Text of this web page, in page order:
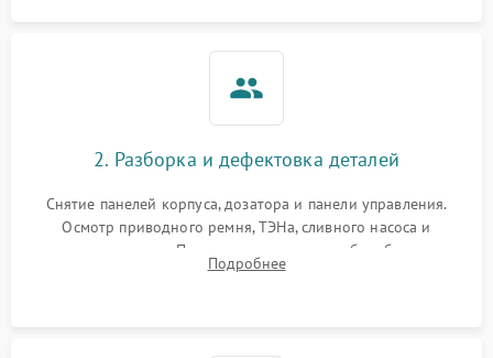
2. Разборка и дефектовка деталей
Снятие панелей корпуса, дозатора и панели управления.
Осмотр приводного ремня, ТЭНа, сливного насоса и
амортизаторов. Проверка подшипников барабана и
крестовины на износ, а манжеты люка на разрывы.
Подробнее